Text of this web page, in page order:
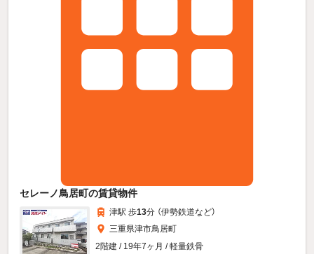
セレーノ鳥居町の賃貸物件
津駅 歩13分 （伊勢鉄道など）
三重県津市鳥居町
2階建 / 19年7ヶ月 / 軽量鉄骨